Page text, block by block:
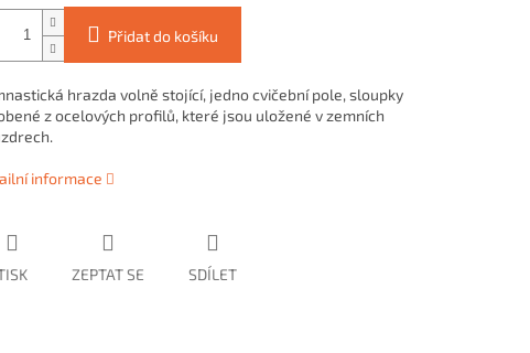
Přidat do košíku
hrazda volně stojící, jedno cvičební pole, sloupky
z ocelových profilů, které jsou uložené v zemních
informace
ZEPTAT SE SDÍLET